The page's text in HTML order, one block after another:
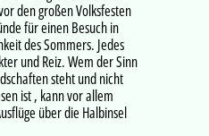
den großen Volksfesten
für einen Besuch in
des Sommers. Jedes
und Reiz. Wem der Sinn
steht und nicht
ist , kann vor allem
über die Halbinsel